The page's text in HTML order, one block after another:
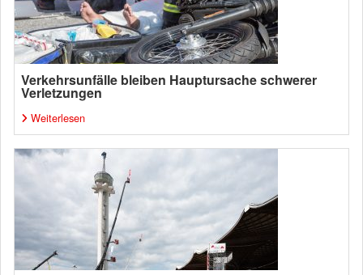
Verkehrsunfälle bleiben Hauptursache schwerer
Verletzungen
Weiterlesen